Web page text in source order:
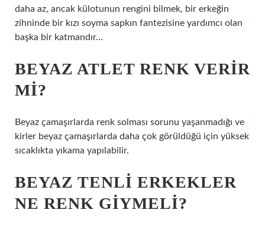
daha az, ancak külotunun rengini bilmek, bir erkeğin
zihninde bir kızı soyma sapkın fantezisine yardımcı olan
başka bir katmandır…
BEYAZ ATLET RENK VERIR
MI?
Beyaz çamaşırlarda renk solması sorunu yaşanmadığı ve
kirler beyaz çamaşırlarda daha çok görüldüğü için yüksek
sıcaklıkta yıkama yapılabilir.
BEYAZ TENLI ERKEKLER
NE RENK GIYMELI?